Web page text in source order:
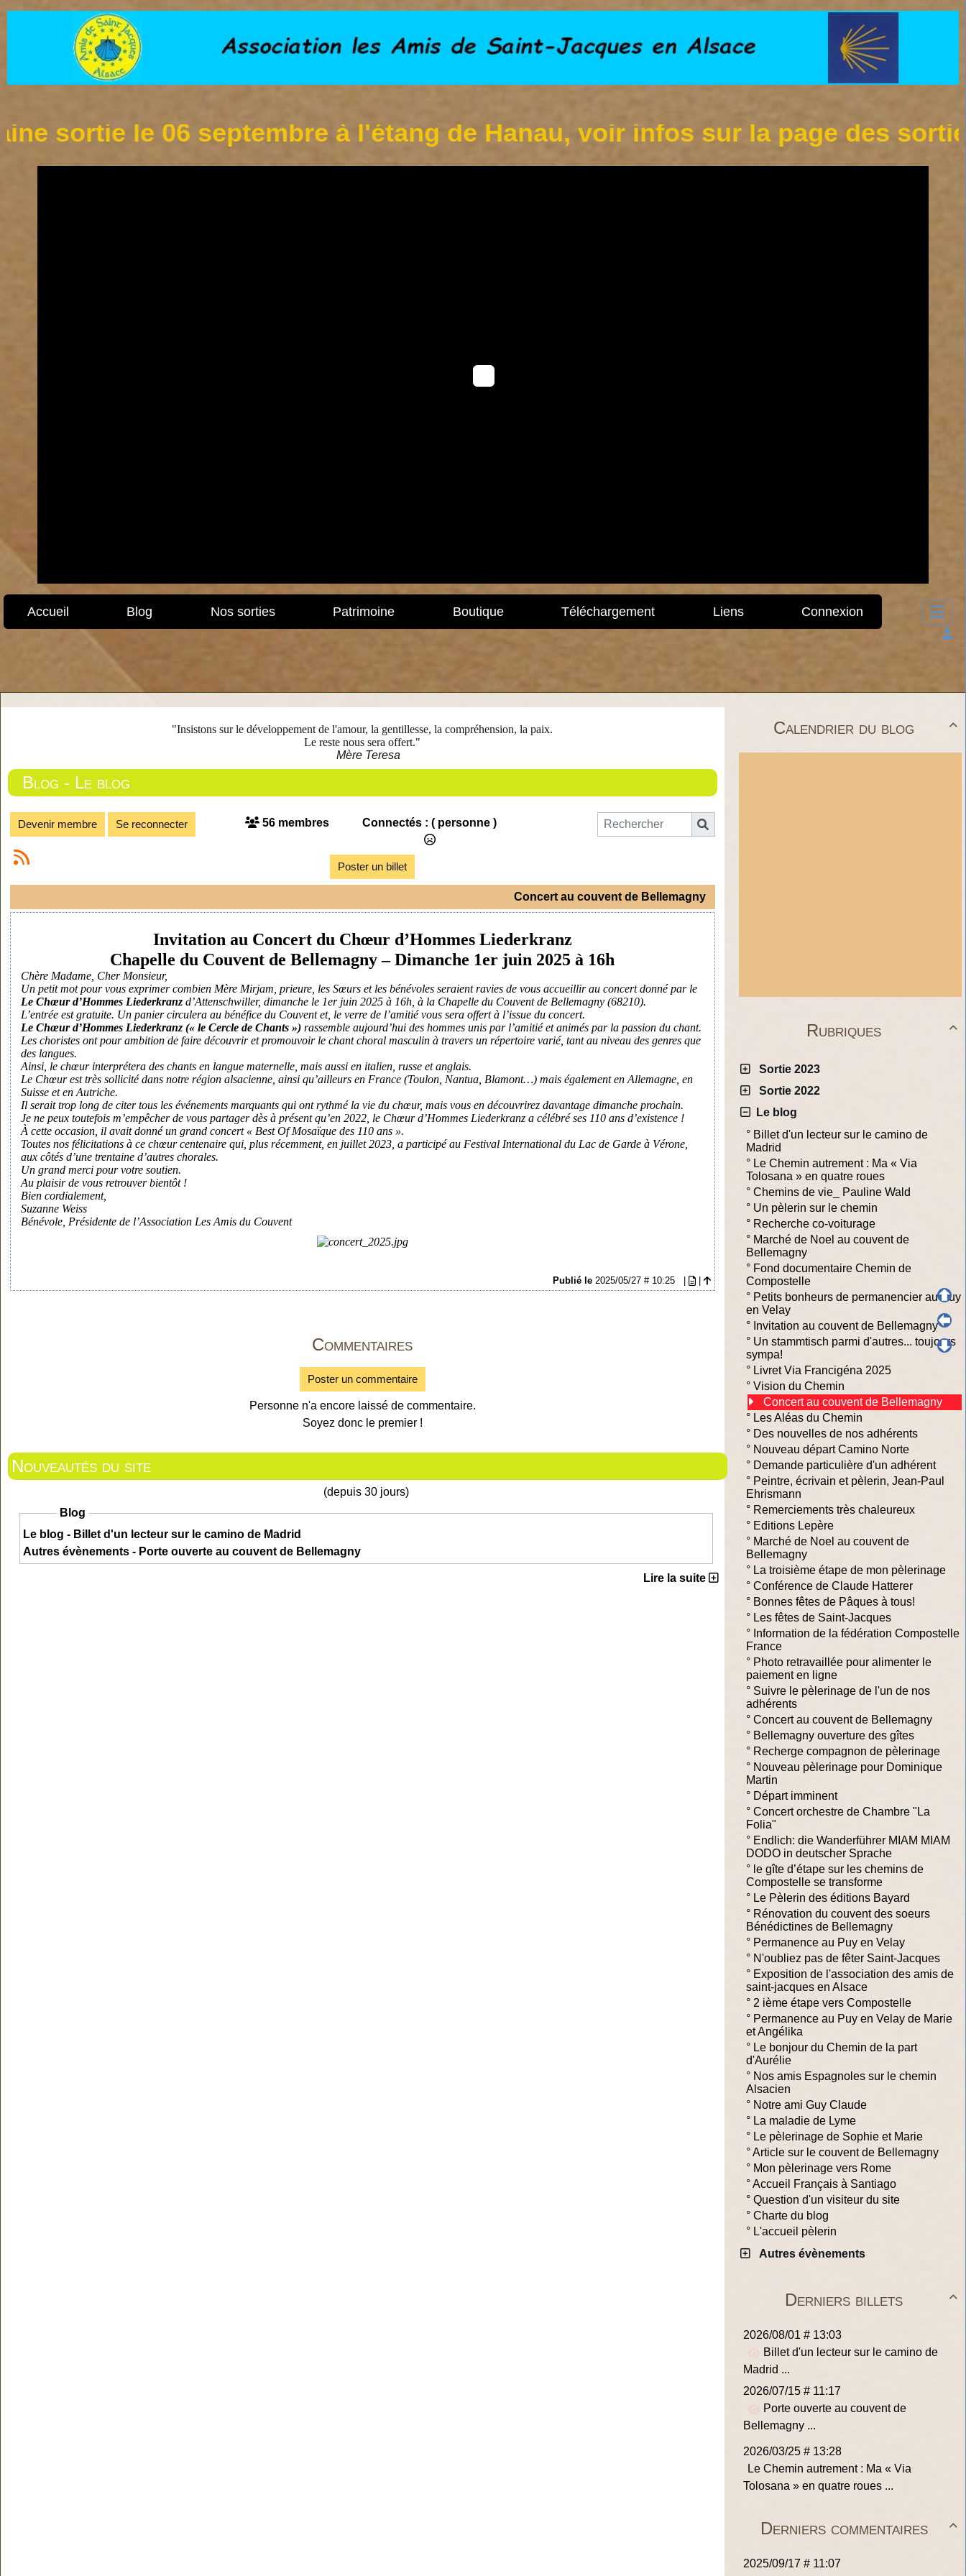
le 06 septembre à l'étang de Hanau, voir infos sur la page des sorties
Accueil Blog Nos sorties Patrimoine Boutique Téléchargement Liens Connexion
"Insistons sur le développement de l'amour, la gentillesse, la compréhension, la paix.
Le reste nous sera offert."
Mère Teresa
Blog - Le blog
Devenir membre Se reconnecter 56 membres Connectés : ( personne )
Poster un billet
Concert au couvent de Bellemagny
Invitation au Concert du Chœur d’Hommes Liederkranz
Chapelle du Couvent de Bellemagny – Dimanche 1er juin 2025 à 16h
Chère Madame, Cher Monsieur,
Un petit mot pour vous exprimer combien Mère Mirjam, prieure, les Sœurs et les bénévoles seraient ravies de vous accueillir au concert donné par le
Le Chœur d’Hommes Liederkranzd’Attenschwiller, dimanche le 1er juin 2025 à 16h, à la Chapelle du Couvent de Bellemagny (68210).
L’entrée est gratuite. Un panier circulera au bénéfice du Couvent et, le verre de l’amitié vous sera offert à l’issue du concert.
Le Chœur d’Hommes Liederkranz (« le Cercle de Chants ») rassemble aujourd’hui des hommes unis par l’amitié et animés par la passion du chant.
Les choristes ont pour ambition de faire découvrir et promouvoir le chant choral masculin à travers un répertoire varié, tant au niveau des genres que
des langues.
Ainsi, le chœur interprétera des chants en langue maternelle, mais aussi en italien, russe et anglais.
Le Chœur est très sollicité dans notre région alsacienne, ainsi qu’ailleurs en France (Toulon, Nantua, Blamont…) mais également en Allemagne, en
Suisse et en Autriche.
Il serait trop long de citer tous les événements marquants qui ont rythmé la vie du chœur, mais vous en découvrirez davantage dimanche prochain.
Je ne peux toutefois m’empêcher de vous partager dès à présent qu’en 2022, le Chœur d’Hommes Liederkranz a célébré ses 110 ans d’existence !
À cette occasion, il avait donné un grand concert « Best Of Mosaïque des 110 ans ».
Toutes nos félicitations à ce chœur centenaire qui, plus récemment, en juillet 2023, a participé au Festival International du Lac de Garde à Vérone,
aux côtés d’une trentaine d’autres chorales.
Un grand merci pour votre soutien.
Au plaisir de vous retrouver bientôt !
Bien cordialement,
Suzanne Weiss
Bénévole, Présidente de l’Association Les Amis du Couvent
Publié le 2025/05/27 # 10:25
Commentaires
Poster un commentaire
Personne n'a encore laissé de commentaire.
Soyez donc le premier !
Nouveautés du site
(depuis 30 jours)
Blog
Le blog - Billet d'un lecteur sur le camino de Madrid
Autres évènements - Porte ouverte au couvent de Bellemagny
Lire la suite

Calendrier du blog

Rubriques
Sortie 2023
Sortie 2022
Le blog
° Billet d'un lecteur sur le camino de
Madrid
° Le Chemin autrement : Ma « Via
Tolosana » en quatre roues
° Chemins de vie_ Pauline Wald
° Un pèlerin sur le chemin
° Recherche co-voiturage
° Marché de Noel au couvent de
Bellemagny
° Fond documentaire Chemin de
Compostelle
° Petits bonheurs de permanencier au Puy
en Velay
° Invitation au couvent de Bellemagny
° Un stammtisch parmi d'autres... toujours
sympa!
° Livret Via Francigéna 2025
° Vision du Chemin
Concert au couvent de Bellemagny
° Les Aléas du Chemin
° Des nouvelles de nos adhérents
° Nouveau départ Camino Norte
° Demande particulière d'un adhérent
° Peintre, écrivain et pèlerin, Jean-Paul
Ehrismann
° Remerciements très chaleureux
° Editions Lepère
° Marché de Noel au couvent de
Bellemagny
° La troisième étape de mon pèlerinage
° Conférence de Claude Hatterer
° Bonnes fêtes de Pâques à tous!
° Les fêtes de Saint-Jacques
° Information de la fédération Compostelle
France
° Photo retravaillée pour alimenter le
paiement en ligne
° Suivre le pèlerinage de l'un de nos
adhérents
° Concert au couvent de Bellemagny
° Bellemagny ouverture des gîtes
° Recherge compagnon de pèlerinage
° Nouveau pèlerinage pour Dominique
Martin
° Départ imminent
° Concert orchestre de Chambre "La
Folia"
° Endlich: die Wanderführer MIAM MIAM
DODO in deutscher Sprache
° le gîte d’étape sur les chemins de
Compostelle se transforme
° Le Pèlerin des éditions Bayard
° Rénovation du couvent des soeurs
Bénédictines de Bellemagny
° Permanence au Puy en Velay
° N'oubliez pas de fêter Saint-Jacques
° Exposition de l'association des amis de
saint-jacques en Alsace
° 2 ième étape vers Compostelle
° Permanence au Puy en Velay de Marie
et Angélika
° Le bonjour du Chemin de la part
d'Aurélie
° Nos amis Espagnoles sur le chemin
Alsacien
° Notre ami Guy Claude
° La maladie de Lyme
° Le pèlerinage de Sophie et Marie
°Article sur le couvent de Bellemagny
° Mon pèlerinage vers Rome
°Accueil Français à Santiago
° Question d'un visiteur du site
° Charte du blog
° L'accueil pèlerin
Autres évènements

Derniers billets
2026/08/01 # 13:03
Billet d'un lecteur sur le camino de
Madrid ...
2026/07/15 # 11:17
Porte ouverte au couvent de
Bellemagny ...
2026/03/25 # 13:28
Le Chemin autrement : Ma « Via
Tolosana » en quatre roues ...

Derniers commentaires
2025/09/17 # 11:07